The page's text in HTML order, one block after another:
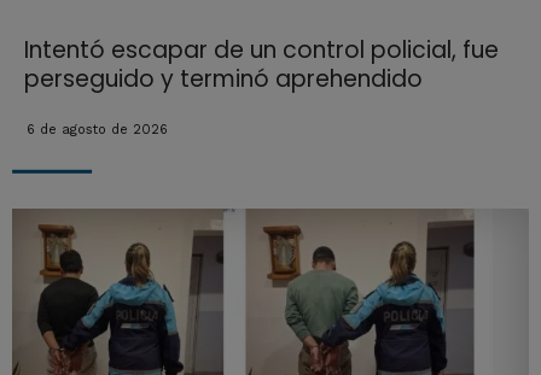
Intentó escapar de un control policial, fue
perseguido y terminó aprehendido
6 de agosto de 2026